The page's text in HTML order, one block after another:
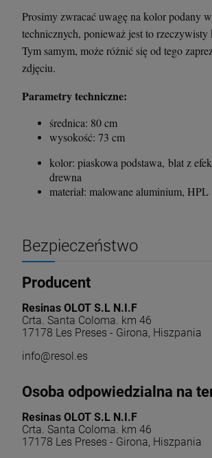
Prosimy zwracać uwagę na kolor podany
technicznych, ponieważ jest to
Tym samym, może różnić się od tego
zdjęciu.
Parametry techniczne:
średnica: 80 cm
wysokość: 73 cm
kolor: piaskowa podstawa, blat z
drewna
materiał: malowane aluminium, HPL
Bezpieczeństwo
Producent
Resinas OLOT S.L N.I.F
Crta. Santa Coloma. km 46
17178 Les Preses - Girona, Hiszpania
info@resol.es
Osoba odpowiedzialna na
Resinas OLOT S.L N.I.F
Crta. Santa Coloma. km 46
17178 Les Preses - Girona, Hiszpania